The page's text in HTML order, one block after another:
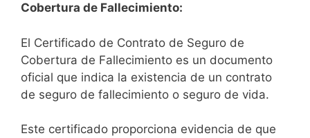
Cobertura de Fallecimiento:
El Certificado de Contrato de Seguro de
Cobertura de Fallecimiento es un documento
oficial que indica la existencia de un contrato
de seguro de fallecimiento o seguro de vida.
Este certificado proporciona evidencia de que